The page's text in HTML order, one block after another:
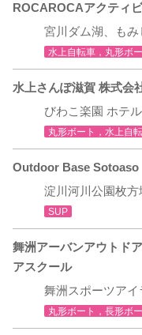
ROCAROCAアクティ
宮川ダム湖、もみ
水上自転車，丸形ボ
水上さんぽ滋賀 株式会
びわこ楽園 ホテ
丸形ボート，水上自
Outdoor Base Sotoaso
淀川河川公園枚
SUP
舞洲アーバンアウトド
アスクール
舞洲スポーツア
丸形ボート，長形ボ